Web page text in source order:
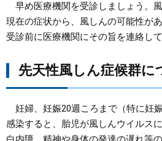
早め医療機関を受診しましょう。
現在の症状から、風しんの可能性が
受診前に医療機関にその旨を連絡し
先天性風しん症候群に
妊婦、妊娠20週ころまで（特に妊
感染すると、胎児が風しんウイルス